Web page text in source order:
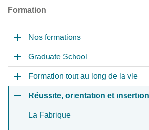
Formation
Nos formations
Graduate School
Formation tout au long de la vie
Réussite, orientation et insertion
La Fabrique